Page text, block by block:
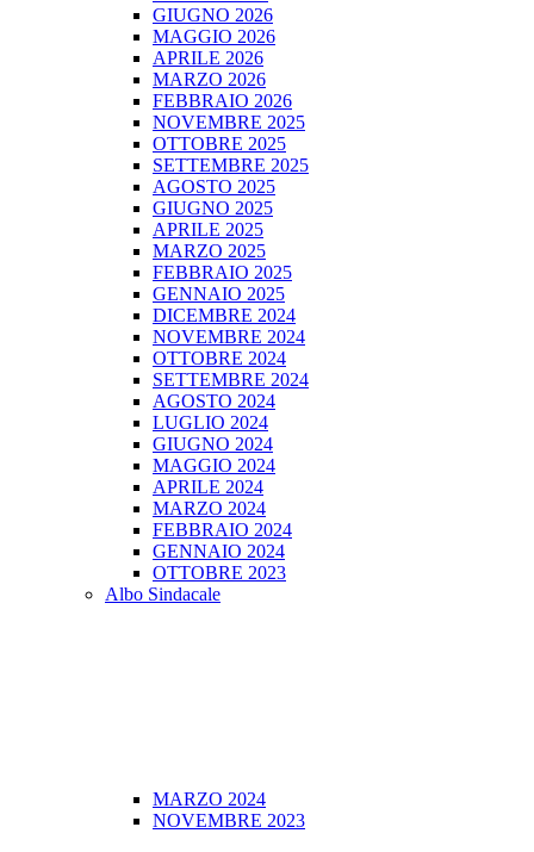
GIUGNO 2026
MAGGIO 2026
APRILE 2026
MARZO 2026
FEBBRAIO 2026
NOVEMBRE 2025
OTTOBRE 2025
SETTEMBRE 2025
AGOSTO 2025
GIUGNO 2025
APRILE 2025
MARZO 2025
FEBBRAIO 2025
GENNAIO 2025
DICEMBRE 2024
NOVEMBRE 2024
OTTOBRE 2024
SETTEMBRE 2024
AGOSTO 2024
LUGLIO 2024
GIUGNO 2024
MAGGIO 2024
APRILE 2024
MARZO 2024
FEBBRAIO 2024
GENNAIO 2024
OTTOBRE 2023
Albo Sindacale
MARZO 2024
NOVEMBRE 2023